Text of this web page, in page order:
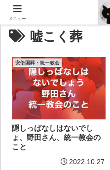
嘘こく葬
安倍国葬・統一教会
隠しっぱなしはないでし
ょ、野田さん、統一教会の
こと
2022.10.27
メニュー